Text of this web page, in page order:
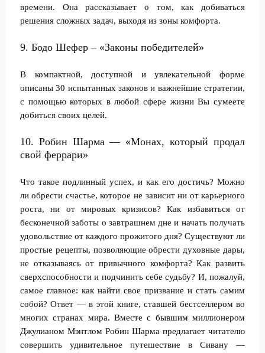
времени. Она рассказывает о том, как добиваться
решения сложных задач, выходя из зоны комфорта.
9. Бодо Шефер – «Законы победителей»
В компактной, доступной и увлекательной форме
описаны 30 испытанных законов и важнейшие стратегии,
с помощью которых в любой сфере жизни Вы сумеете
добиться своих целей.
10. Робин Шарма — «Монах, который продал
свой феррари»
Что такое подлинный успех, и как его достичь? Можно
ли обрести счастье, которое не зависит ни от карьерного
роста, ни от мировых кризисов? Как избавиться от
бесконечной заботы о завтрашнем дне и начать получать
удовольствие от каждого прожитого дня? Существуют ли
простые рецепты, позволяющие обрести духовные дары,
не отказываясь от привычного комфорта? Как развить
сверхспособности и подчинить себе судьбу? И, пожалуй,
самое главное: как найти свое призвание и стать самим
собой? Ответ — в этой книге, ставшей бестселлером во
многих странах мира. Вместе с бывшим миллионером
Джулианом Мэнтлом Робин Шарма предлагает читателю
совершить удивительное путешествие в Сивану —